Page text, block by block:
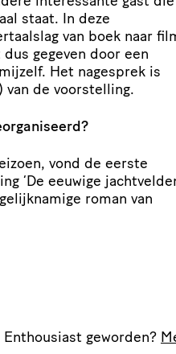
staat. In deze
van boek naar
gegeven door een
Het nagesprek is
de voorstelling.
vond de eerste
‘De eeuwige
roman van
Enthousiast geworden?